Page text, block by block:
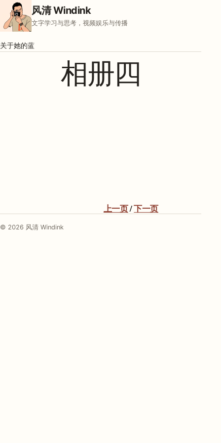
Skip to content风清 Windink
文字学习与思考，视频娱乐与传播
关于她的蓝
相册四
上一页/下一页
© 2026 风清 Windink